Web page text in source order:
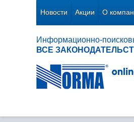
Новости Акции О
Информационно-
ВСЕ